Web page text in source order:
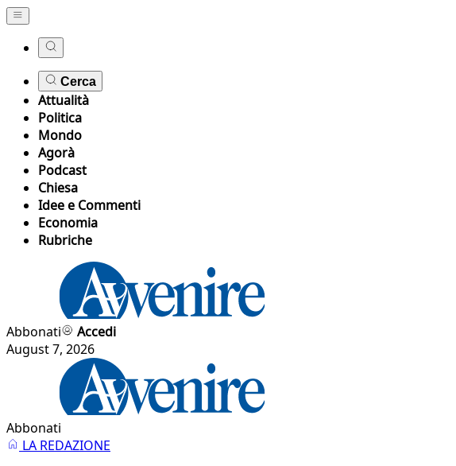
Cerca
Attualità
Politica
Mondo
Agorà
Podcast
Chiesa
Idee e Commenti
Economia
Rubriche
Abbonati
Accedi
August 7, 2026
Abbonati
LA REDAZIONE